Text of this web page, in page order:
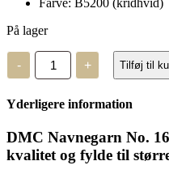
Farve: B5200 (kridhvid)
På lager
-
DMC
Navnegarn
No.
-
-
10
g
+ Tilføj til
Yderligere information
DMC Navnegarn No.
kvalitet og fylde til